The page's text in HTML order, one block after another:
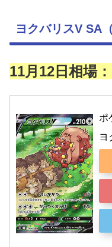
ヨクバリスV SA（
11月12日相場
ポ
ヨ